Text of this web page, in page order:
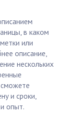
в каком
или
описание,
нескольких
и сроки,
опыт.